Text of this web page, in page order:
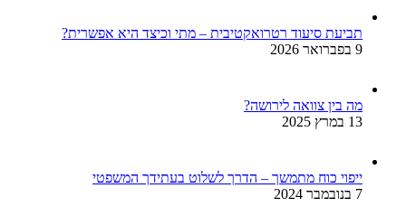
תביעת סיעוד רטרואקטיבית – מתי וכיצד היא אפשרית?
9 בפברואר 2026
מה בין צוואה לירושה?
13 במרץ 2025
ייפוי כוח מתמשך – הדרך לשלוט בעתידך המשפטי
7 בנובמבר 2024